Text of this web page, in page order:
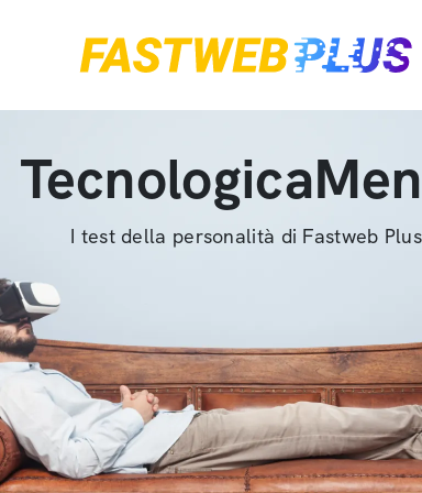
I test della personalità di Fastweb Plus